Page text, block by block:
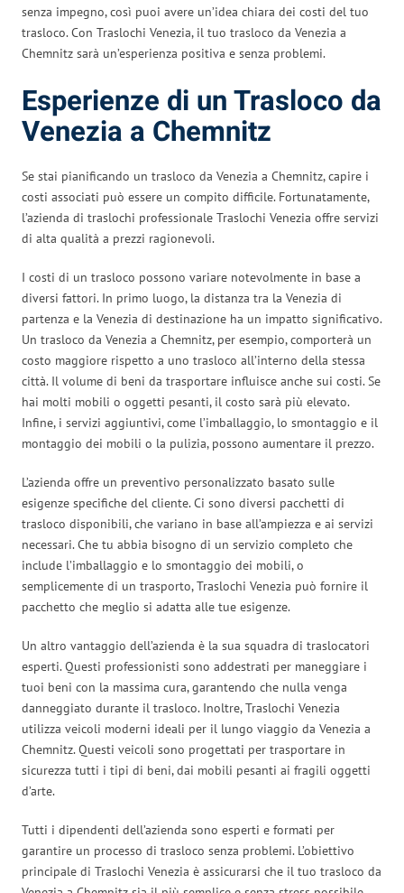
senza impegno, così puoi avere un’idea chiara dei costi del tuo
trasloco. Con Traslochi Venezia, il tuo trasloco da Venezia a
Chemnitz sarà un’esperienza positiva e senza problemi.
Esperienze di un Trasloco da
Venezia a Chemnitz
Se stai pianificando un trasloco da Venezia a Chemnitz, capire i
costi associati può essere un compito difficile. Fortunatamente,
l’azienda di traslochi professionale Traslochi Venezia offre servizi
di alta qualità a prezzi ragionevoli.
I costi di un trasloco possono variare notevolmente in base a
diversi fattori. In primo luogo, la distanza tra la Venezia di
partenza e la Venezia di destinazione ha un impatto significativo.
Un trasloco da Venezia a Chemnitz, per esempio, comporterà un
costo maggiore rispetto a uno trasloco all’interno della stessa
città. Il volume di beni da trasportare influisce anche sui costi. Se
hai molti mobili o oggetti pesanti, il costo sarà più elevato.
Infine, i servizi aggiuntivi, come l’imballaggio, lo smontaggio e il
montaggio dei mobili o la pulizia, possono aumentare il prezzo.
L’azienda offre un preventivo personalizzato basato sulle
esigenze specifiche del cliente. Ci sono diversi pacchetti di
trasloco disponibili, che variano in base all’ampiezza e ai servizi
necessari. Che tu abbia bisogno di un servizio completo che
include l’imballaggio e lo smontaggio dei mobili, o
semplicemente di un trasporto, Traslochi Venezia può fornire il
pacchetto che meglio si adatta alle tue esigenze.
Un altro vantaggio dell’azienda è la sua squadra di traslocatori
esperti. Questi professionisti sono addestrati per maneggiare i
tuoi beni con la massima cura, garantendo che nulla venga
danneggiato durante il trasloco. Inoltre, Traslochi Venezia
utilizza veicoli moderni ideali per il lungo viaggio da Venezia a
Chemnitz. Questi veicoli sono progettati per trasportare in
sicurezza tutti i tipi di beni, dai mobili pesanti ai fragili oggetti
d’arte.
Tutti i dipendenti dell’azienda sono esperti e formati per
garantire un processo di trasloco senza problemi. L’obiettivo
principale di Traslochi Venezia è assicurarsi che il tuo trasloco da